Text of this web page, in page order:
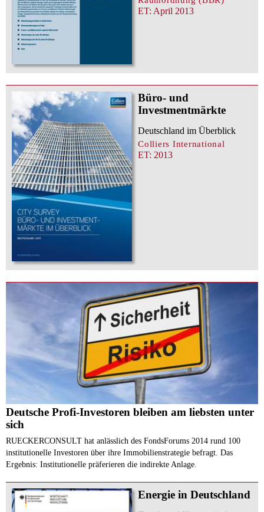
ET: April 2013
Büro- und
Investmentmärkte
Deutschland im Überblick
Colliers International
ET: 2013
Deutsche Profi-Investoren bleiben am liebsten unter
sich
RUECKERCONSULT hat anlässlich des FondsForums 2014 rund 100
institutionelle Investoren über ihre Immobilienstrategie befragt. Das
Ergebnis: Institutionelle präferieren die indirekte Anlage.
Energie in Deutschland